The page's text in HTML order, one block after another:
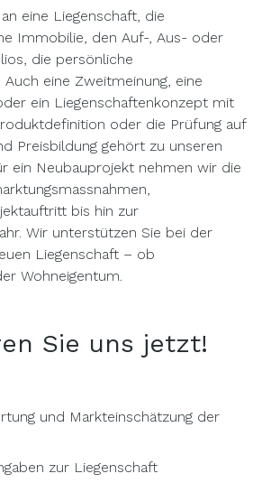
eine Liegenschaft, die
Immobilie, den Auf-, Aus- oder
die persönliche
eine Zweitmeinung, eine
ein Liegenschaftenkonzept mit
oder die Prüfung auf
Preisbildung gehört zu unseren
ein Neubauprojekt nehmen wir die
bis hin zur
Wir unterstützen Sie bei der
Liegenschaft – ob
Wohneigentum.
Sie uns jetzt!
und Markteinschätzung der
zur Liegenschaft